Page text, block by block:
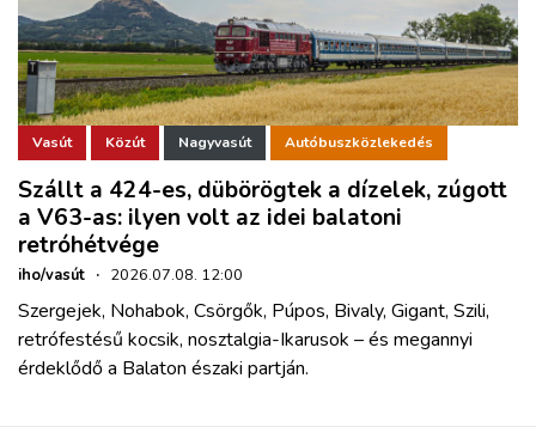
Vasút Közút Nagyvasút Autóbuszközlekedés
Szállt a 424-es, dübörögtek a dízelek, zúgott
a V63-as: ilyen volt az idei balatoni
retróhétvége
iho/vasút · 2026.07.08. 12:00
Szergejek, Nohabok, Csörgők, Púpos, Bivaly, Gigant, Szili,
retrófestésű kocsik, nosztalgia-Ikarusok – és megannyi
érdeklődő a Balaton északi partján.